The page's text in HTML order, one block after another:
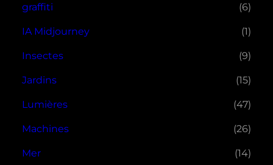
graffiti (6)
IA Midjourney (1)
Insectes (9)
Jardins (15)
Lumières (47)
Machines (26)
Mer (14)